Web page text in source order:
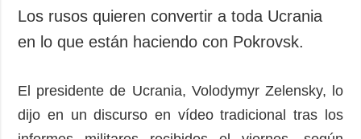
Los rusos quieren convertir a toda Ucrania
en lo que están haciendo con Pokrovsk.
El presidente de Ucrania, Volodymyr Zelensky, lo
dijo en un discurso en vídeo tradicional tras los